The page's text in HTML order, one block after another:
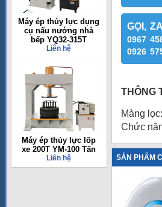
Máy ép thủy lực dụng
cụ nấu nướng nhà
bếp YQ32-315T
Liên hệ
Máy ép thủy lực lốp
xe 200T YM-100 Tấn
Liên hệ
GỌI,
0967
0926
THÔNG
Màng
Chức
SẢN PHẨM